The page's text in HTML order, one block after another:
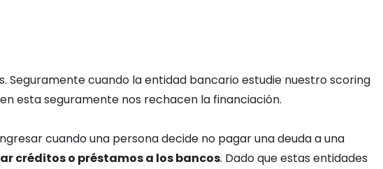
cuando la entidad bancario estudie nuestro scoring
esta seguramente nos rechacen la financiación.
cuando una persona decide no pagar una deuda a una
créditos o préstamos a los bancos. Dado que estas entidades